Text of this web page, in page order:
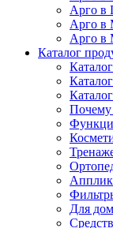
Арго в
Арго в
Арго в
Каталог
Для